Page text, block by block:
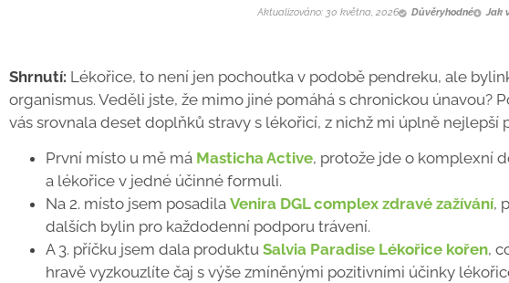
Aktualizováno: 30 května, 2026 Důvěryhodné Jak
Shrnutí: Lékořice, to není jen pochoutka v podobě pendreku, ale
organismus. Veděli jste, že mimo jiné pomáhá s chronickou únavou?
vás srovnala deset doplňků stravy s lékořicí, z nichž mi úplně nejlepší
První místo u mě má Masticha Active, protože jde o komplexní
a lékořice v jedné účinné formuli.
Na 2. místo jsem posadila Venira DGL complex zdravé zažívání,
dalších bylin pro každodenní podporu trávení.
A 3. příčku jsem dala produktu Salvia Paradise Lékořice kořen,
hravě vyzkouzlíte čaj s výše zmíněnými pozitivními účinky